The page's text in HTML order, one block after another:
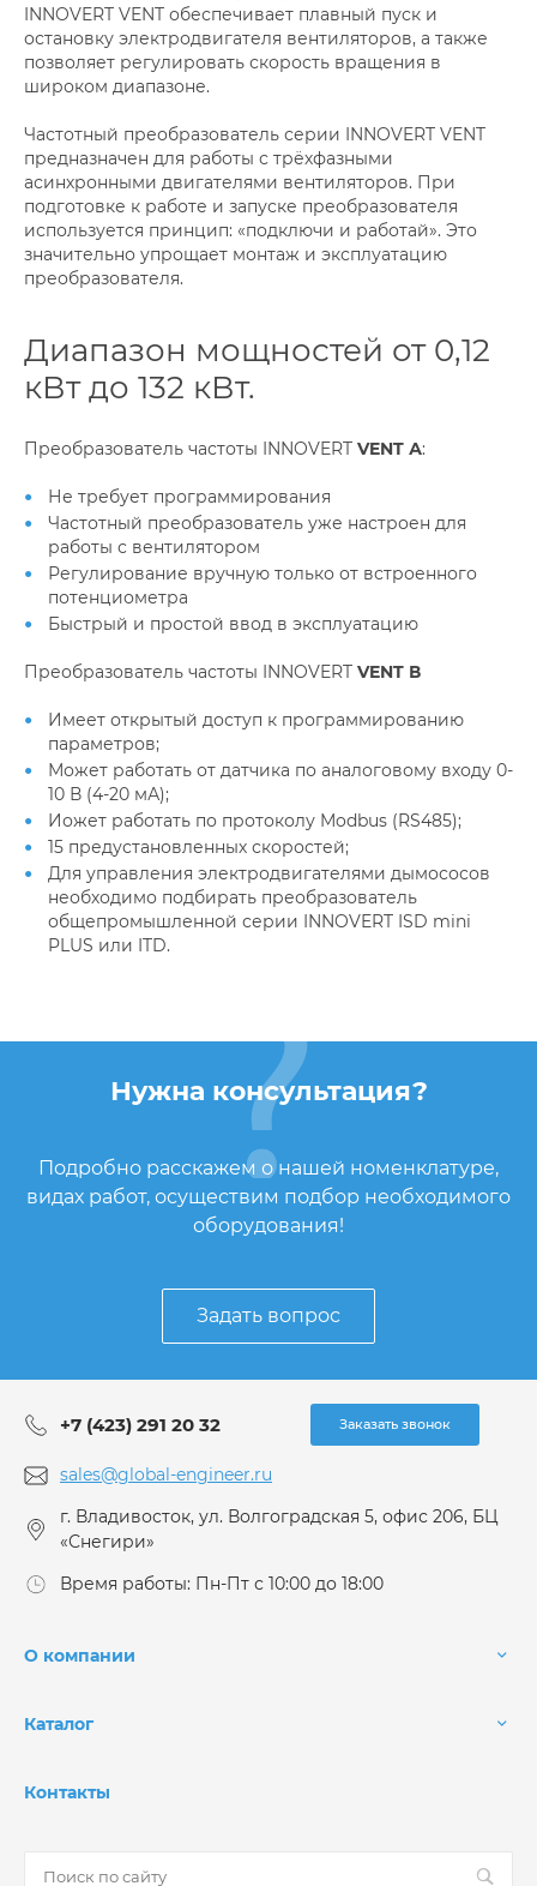
INNOVERT VENT обеспечивает плавный пуск и
остановку электродвигателя вентиляторов, а также
позволяет регулировать скорость вращения в
широком диапазоне.
Частотный преобразователь серии INNOVERT VENT
предназначен для работы с трёхфазными
асинхронными двигателями вентиляторов. При
подготовке к работе и запуске преобразователя
используется принцип: «подключи и работай». Это
значительно упрощает монтаж и эксплуатацию
преобразователя.
Диапазон мощностей от 0,12
кВт до 132 кВт.
Преобразователь частоты INNOVERT VENT А:
Не требует программирования
Частотный преобразователь уже настроен для
работы с вентилятором
Регулирование вручную только от встроенного
потенциометра
Быстрый и простой ввод в эксплуатацию
Преобразователь частоты INNOVERT VENT В
Имеет открытый доступ к программированию
параметров;
Может работать от датчика по аналоговому входу 0-
10 В (4-20 мА);
Иожет работать по протоколу Modbus (RS485);
15 предустановленных скоростей;
Для управления электродвигателями дымососов
необходимо подбирать преобразователь
общепромышленной серии INNOVERT ISD mini
PLUS или ITD.
Нужна консультация?
Подробно расскажем о нашей номенклатуре,
видах работ, осуществим подбор необходимого
оборудования!
Задать вопрос
+7 (423) 291 20 32 Заказать звонок
sales@global-engineer.ru
г. Владивосток, ул. Волгоградская 5, офис 206, БЦ
«Снегири»
Время работы: Пн-Пт с 10:00 до 18:00
О компании
Каталог
Контакты